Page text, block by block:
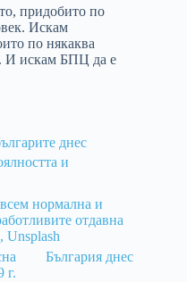
придобито по
Искам
по някаква
И искам БПЦ да е
днес
и
България днес
г.